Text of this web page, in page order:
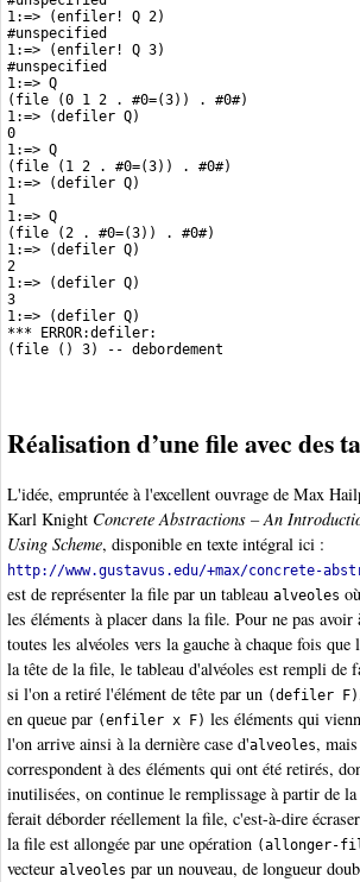
1:=> (enfiler! Q 2)
#unspecified
1:=> (enfiler! Q 3)
#unspecified
1:=> Q
(file (0 1 2 . #0=(3)) . #0#)
1:=> (defiler Q)
0
1:=> Q
(file (1 2 . #0=(3)) . #0#)
1:=> (defiler Q)
1
1:=> Q
(file (2 . #0=(3)) . #0#)
1:=> (defiler Q)
2
1:=> (defiler Q)
3
1:=> (defiler Q)
*** ERROR:defiler:
(file () 3) -- debordement
Réalisation d’une file avec des
L'idée, empruntée à l'excellent ouvrage de Max
Karl Knight Concrete Abstractions – An
Using Scheme, disponible en texte intégral ici :
http://www.gustavus.edu/+max/concrete-
est de représenter la file par un tableau alveoles
les éléments à placer dans la file. Pour ne pas avoir
toutes les alvéoles vers la gauche à chaque fois
la tête de la file, le tableau d'alvéoles est rempli de
si l'on a retiré l'élément de tête par un (defiler F)
en queue par (enfiler x F) les éléments qui
l'on arrive ainsi à la dernière case d'alveoles, mais
correspondent à des éléments qui ont été retirés,
inutilisées, on continue le remplissage à partir de
ferait déborder réellement la file, c'est-à-dire
la file est allongée par une opération (allonger-
vecteur alveoles par un nouveau, de longueur